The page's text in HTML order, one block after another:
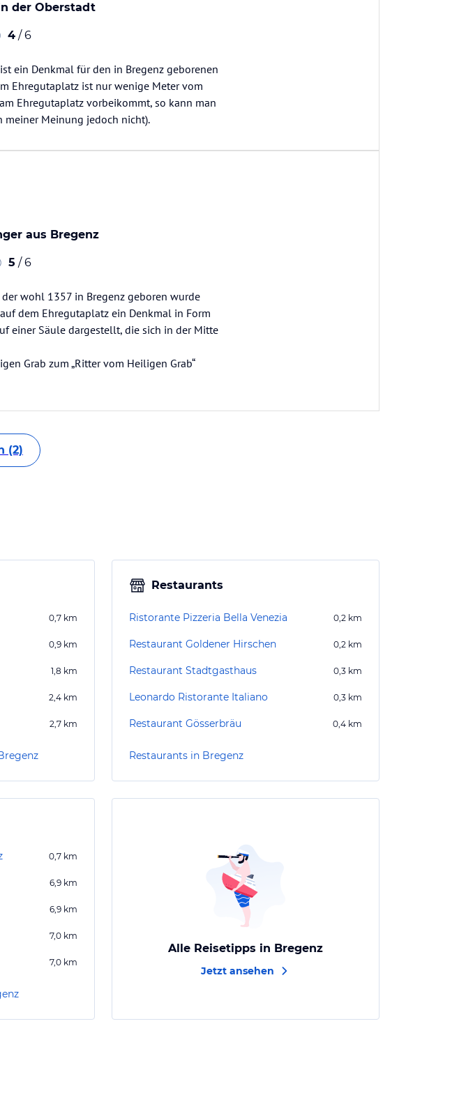
der Oberstadt
4 / 6
ein Denkmal für den in Bregenz geborenen
Ehregutaplatz ist nur wenige Meter vom
Ehregutaplatz vorbeikommt, so kann man
meiner Meinung jedoch nicht).
aus Bregenz
5 / 6
wohl 1357 in Bregenz geboren wurde
dem Ehregutaplatz ein Denkmal in Form
einer Säule dargestellt, die sich in der Mitte
Grab zum „Ritter vom Heiligen Grab“
(2)
0,7 km
0,9 km
1,8 km
2,4 km
2,7 km
Restaurants
Ristorante Pizzeria Bella Venezia 0,2 km
Restaurant Goldener Hirschen 0,2 km
Restaurant Stadtgasthaus 0,3 km
Leonardo Ristorante Italiano 0,3 km
Restaurant Gösserbräu 0,4 km
Restaurants in Bregenz
0,7 km
6,9 km
6,9 km
7,0 km
7,0 km
Alle Reisetipps in Bregenz
Jetzt ansehen